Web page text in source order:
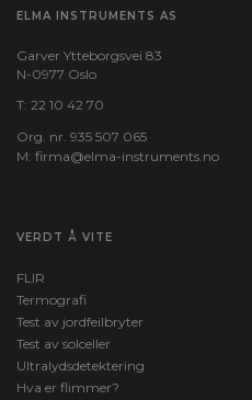
ELMA INSTRUMENTS AS
Garver Ytteborgsvei 83
N-0977 Oslo
T: 22 10 42 70
Org. nr. 935 507 065
M: firma@elma-instruments.no​
VERDT Å VITE
FLIR
Termografi
Test av jordfeilbryter
Test av solceller
Ultralydsdetektering
Hva er flimmer?